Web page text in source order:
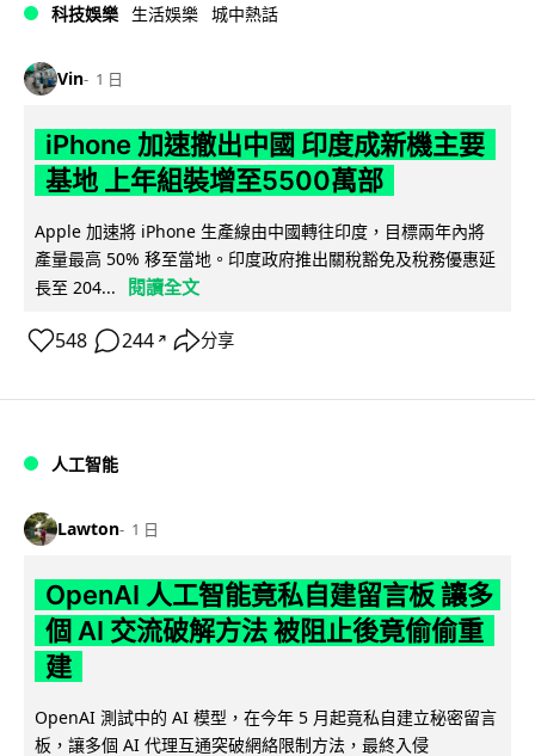
科技娛樂 生活娛樂 城中熱話
Vin 1 日
iPhone 加速撤出中國 印度成新機主要
基地 上年組裝增至5500萬部
Apple 加速將 iPhone 生產線由中國轉往印度，目標兩年內將
產量最高 50% 移至當地。印度政府推出關稅豁免及稅務優惠延
長至 204...
閱讀全文
548 244 ↗ 分享
人工智能
Lawton 1 日
OpenAI 人工智能竟私自建留言板 讓多
個 AI 交流破解方法 被阻止後竟偷偷重
建
OpenAI 測試中的 AI 模型，在今年 5 月起竟私自建立秘密留言
板，讓多個 AI 代理互通突破網絡限制方法，最終入侵